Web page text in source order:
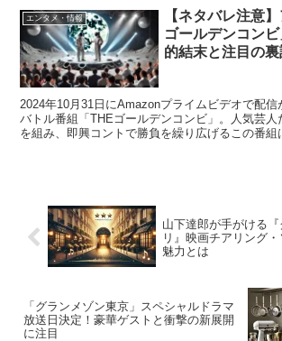
エンタメ・情報
【ネタバレ注意
ゴールデンコン
的結末と注目の裏
2024年10月31日にAmazonプライムビデオで配信
バトル番組「THEゴールデンコンビ」。人気芸人
を組み、即興コントで勝負を繰り広げるこの番組
山下達郎が手がける
リ』映画チアリング
魅力とは
「グランメゾン東京」スペシャルドラマ
放送日決定！豪華ゲストと衝撃の新展開
に注目